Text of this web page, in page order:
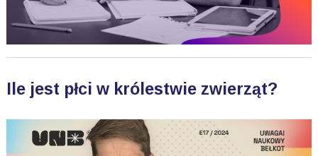
Ile jest płci w królestwie zwierząt?